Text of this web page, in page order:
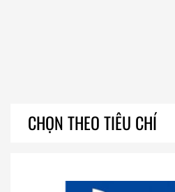
CHỌN THEO TIÊU CHÍ